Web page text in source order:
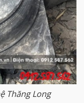
Thăng Long